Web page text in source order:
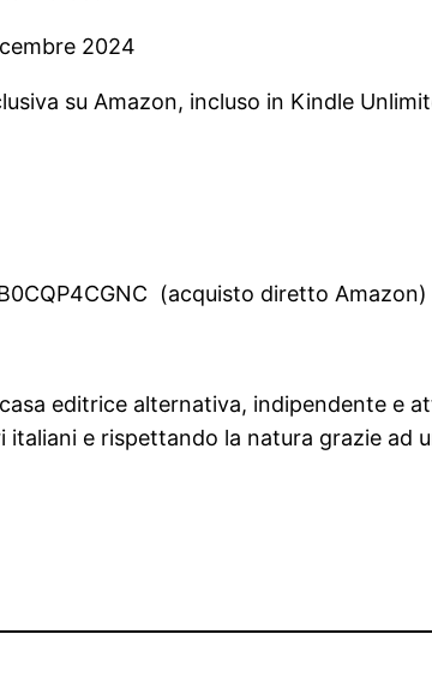
2024
su Amazon, incluso in Kindle
(acquisto diretto Amazon)
editrice alternativa, indipendente e
e rispettando la natura grazie ad